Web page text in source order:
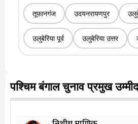
तूफानगंज उदयनरायणपुर
उलुबेरिया पूर्व उलुबेरिया उत्तर
पश्चिम बंगाल चुनाव प्रमुख